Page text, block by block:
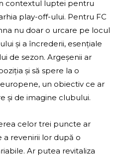
contextul luptei pentru
play-off-ului. Pentru FC
nu doar o urcare pe locul
și a încrederii, esențiale
de sezon. Argeșenii ar
și să spere la o
un obiectiv ce ar
și de imagine clubului.
celor trei puncte ar
revenirii lor după o
Ar putea revitaliza